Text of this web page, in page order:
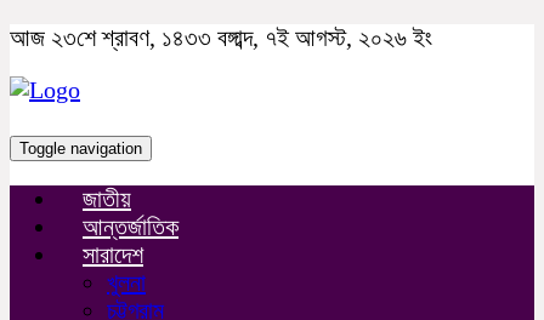
আজ ২৩শে শ্রাবণ, ১৪৩৩ বঙ্গাব্দ, ৭ই আগস্ট, ২০২৬ ইং
Toggle navigation
জাতীয়
আন্তর্জাতিক
সারাদেশ
খুলনা
চট্টগ্রাম